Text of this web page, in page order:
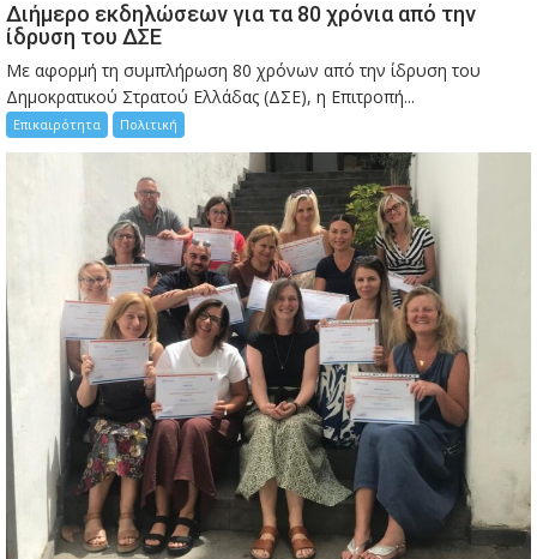
Διήμερο εκδηλώσεων για τα 80 χρόνια από την
ίδρυση του ΔΣΕ
Με αφορμή τη συμπλήρωση 80 χρόνων από την ίδρυση του
Δημοκρατικού Στρατού Ελλάδας (ΔΣΕ), η Επιτροπή...
Επικαιρότητα Πολιτική